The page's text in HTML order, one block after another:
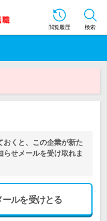
閲覧履歴 検索
おくと、この企業が新た
せメールを受け取れま
ルを受けとる